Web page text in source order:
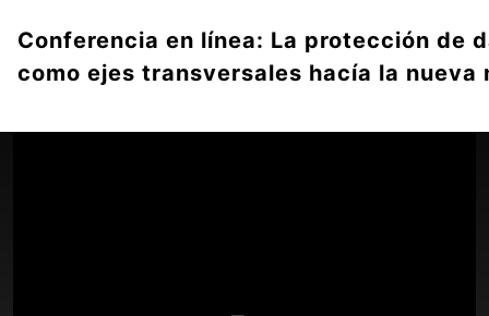
Conferencia en línea: La protección de
como ejes transversales hacía la